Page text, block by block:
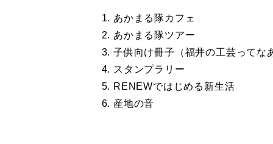
あかまる隊カフェ
あかまる隊ツアー
子供向け冊子（福井の工芸ってな
スタンプラリー
RENEWではじめる新生活
産地の音